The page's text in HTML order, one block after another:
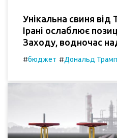
Унікальна свиня від
Ірані ослаблює
Заходу, водночас
#бюджет #Дональд Трамп